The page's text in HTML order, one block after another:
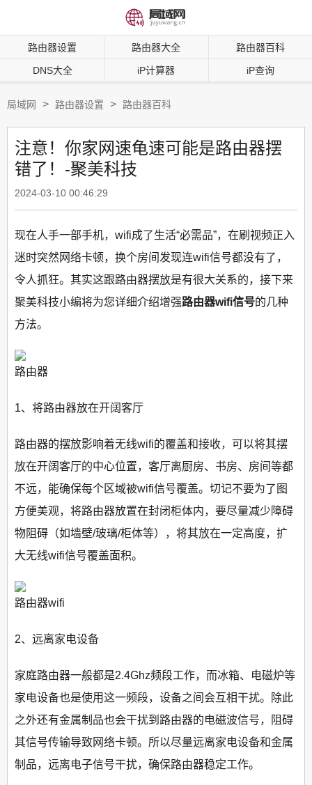
路由器设置 路由器大全 路由器百科
DNS大全 iP计算器 iP查询
局域网 > 路由器设置 > 路由器百科
注意！你家网速龟速可能是路由器摆
错了！-聚美科技
2024-03-10 00:46:29
现在人手一部手机，wifi成了生活“必需品”，在刷视频正入
迷时突然网络卡顿，换个房间发现连wifi信号都没有了，
令人抓狂。其实这跟路由器摆放是有很大关系的，接下来
聚美科技小编将为您详细介绍增强路由器wifi信号的几种
方法。
路由器
1、将路由器放在开阔客厅
路由器的摆放影响着无线wifi的覆盖和接收，可以将其摆
放在开阔客厅的中心位置，客厅离厨房、书房、房间等都
不远，能确保每个区域被wifi信号覆盖。切记不要为了图
方便美观，将路由器放置在封闭柜体内，要尽量减少障碍
物阻碍（如墙壁/玻璃/柜体等），将其放在一定高度，扩
大无线wifi信号覆盖面积。
路由器wifi
2、远离家电设备
家庭路由器一般都是2.4Ghz频段工作，而冰箱、电磁炉等
家电设备也是使用这一频段，设备之间会互相干扰。除此
之外还有金属制品也会干扰到路由器的电磁波信号，阻碍
其信号传输导致网络卡顿。所以尽量远离家电设备和金属
制品，远离电子信号干扰，确保路由器稳定工作。